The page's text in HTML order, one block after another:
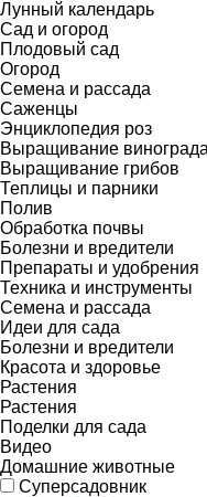
Лунный календарь
Сад и огород
Плодовый сад
Огород
Семена и рассада
Саженцы
Энциклопедия роз
Выращивание винограда
Выращивание грибов
Теплицы и парники
Полив
Обработка почвы
Болезни и вредители
Препараты и удобрения
Техника и инструменты
Семена и рассада
Идеи для сада
Болезни и вредители
Красота и здоровье
Растения
Растения
Поделки для сада
Видео
Домашние животные
Суперсадовник